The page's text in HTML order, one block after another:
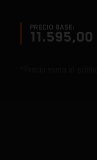
PRECIO BASE:
11.595,00